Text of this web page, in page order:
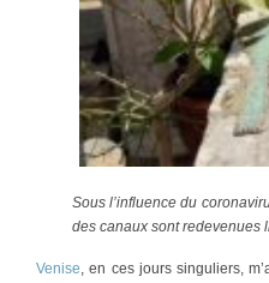
Sous l’influence du
des canaux sont redevenues
Venise, en ces jours singuliers,